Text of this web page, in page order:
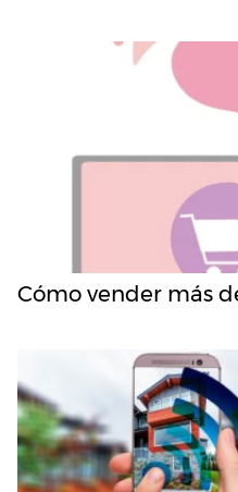
Cómo vender más